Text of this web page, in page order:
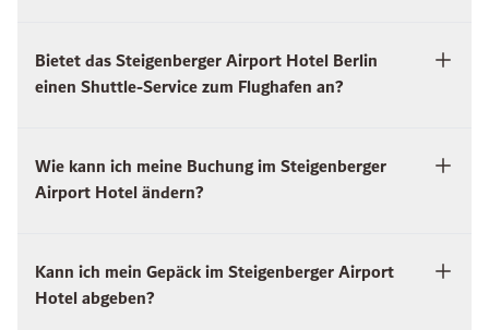
Bietet das Steigenberger Airport Hotel Berlin
einen Shuttle-Service zum Flughafen an?
Wie kann ich meine Buchung im Steigenberger
Airport Hotel ändern?
Kann ich mein Gepäck im Steigenberger Airport
Hotel abgeben?